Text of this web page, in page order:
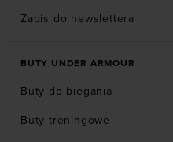
Zapis do newslettera
BUTY UNDER ARMOUR
Buty do biegania
Buty treningowe